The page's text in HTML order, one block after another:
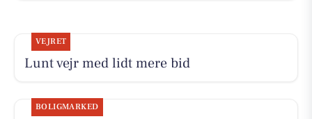
VEJRET
Lunt vejr med lidt mere bid
BOLIGMARKED